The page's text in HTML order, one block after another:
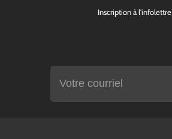
Inscription à l'infolettre